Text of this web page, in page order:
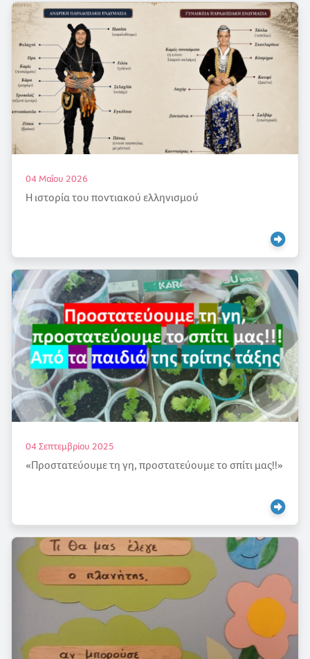
04 Μαΐου 2026
Η ιστορία του ποντιακού ελληνισμού
04 Σεπτεμβρίου 2025
«Προστατεύουμε τη γη, προστατεύουμε το σπίτι μας!!»